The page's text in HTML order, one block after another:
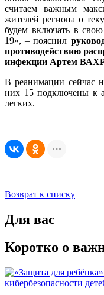
считаем важным
жителей региона о
будем включать в
19», – пояснил
противодействию
инфекции Артем
В реанимации сейчас
них 15 подключены к
легких.
Возврат к списку
Для вас
Коротко о